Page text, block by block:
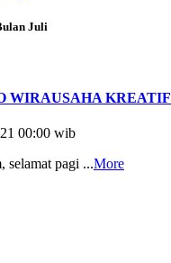
Juli
WIRAUSAHA KREATIF
00:00 wib
selamat pagi ...More